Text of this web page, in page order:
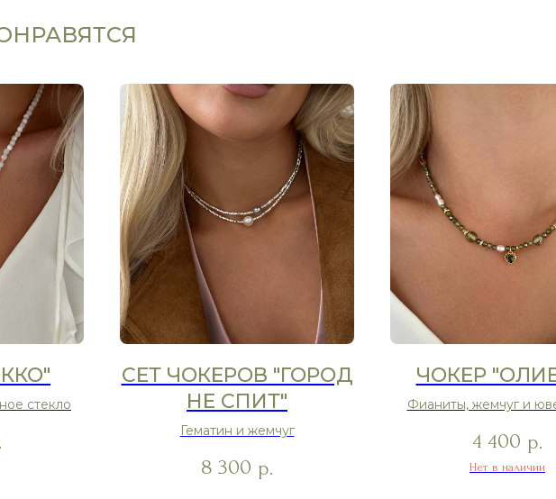
стекло
СЕТ ЧОКЕРОВ "ГОРОД
НЕ СПИТ"
Гематин и жемчуг
8 300 р.
ЧОКЕР
Фианиты, жемчуг и
4 400 р.
Нет в наличии